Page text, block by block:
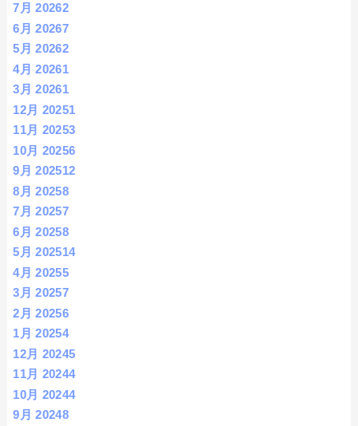
7月 20262
6月 20267
5月 20262
4月 20261
3月 20261
12月 20251
11月 20253
10月 20256
9月 202512
8月 20258
7月 20257
6月 20258
5月 202514
4月 20255
3月 20257
2月 20256
1月 20254
12月 20245
11月 20244
10月 20244
9月 20248